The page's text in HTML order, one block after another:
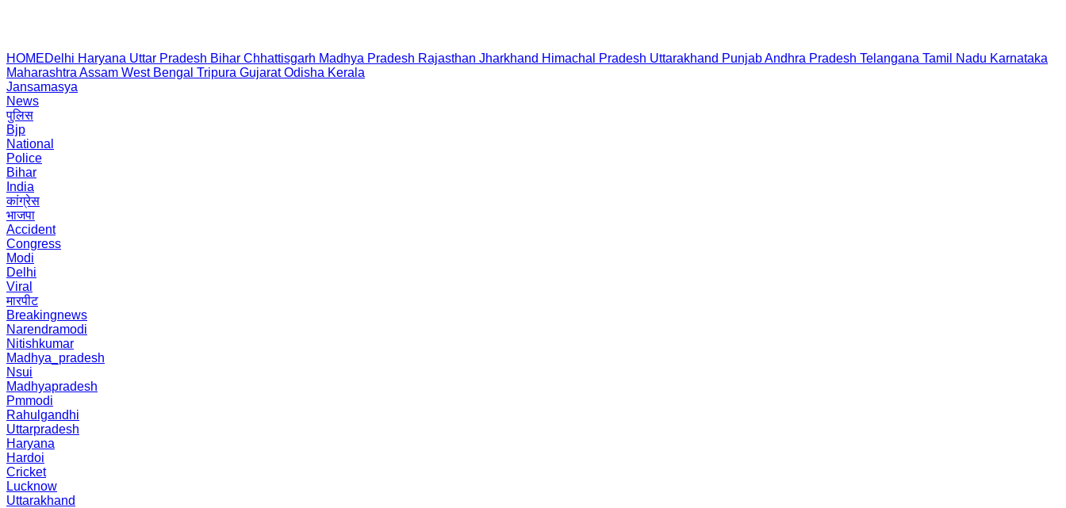
HOMEDelhi Haryana Uttar Pradesh Bihar Chhattisgarh Madhya Pradesh Rajasthan Jharkhand Himachal Pradesh Uttarakhand PunjabAndhra Pradesh Telangana Tamil Nadu Karnataka
Maharashtra Assam West Bengal Tripura Gujarat Odisha Kerala
Jansamasya
News
पुलिस
Bjp
National
Police
Bihar
India
कांग्रेस
भाजपा
Accident
Congress
Modi
Delhi
Viral
मारपीट
Breakingnews
Narendramodi
Nitishkumar
Madhya_pradesh
Nsui
Madhyapradesh
Pmmodi
Rahulgandhi
Uttarpradesh
Haryana
Hardoi
Cricket
Lucknow
Uttarakhand